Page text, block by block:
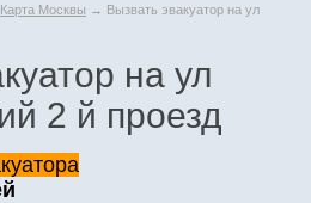
Карта Москвы → Вызвать эвакуатор на ул
на ул
2 й проезд